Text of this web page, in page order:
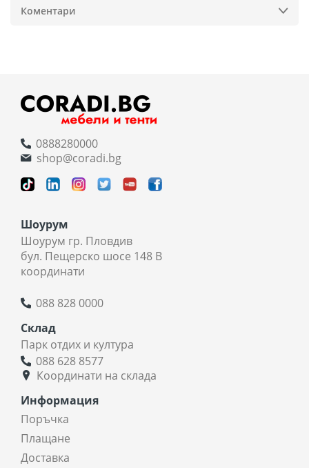
Коментари
0888280000
shop@coradi.bg
Шоурум
Шоурум гр. Пловдив
бул. Пещерско шосе 148 В
координати
088 828 0000
Склад
Парк отдих и култура
088 628 8577
Координати на склада
Информация
Поръчка
Плащане
Доставка